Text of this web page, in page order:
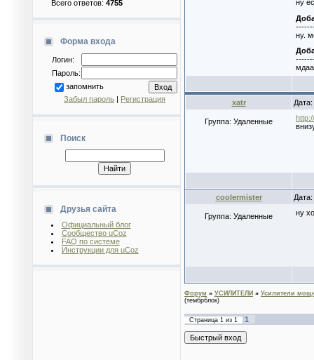
Всего ответов: 4755
Форма входа
Логин:
Пароль:
запомнить
Забыл пароль | Регистрация
Поиск
Друзья сайта
Официальный блог
Сообщество uCoz
FAQ по системе
Инструкции для uCoz
ну
ну.
xatr
Группа: Удаленные
coolermister
Группа: Удаленные ну
Форум » УСИЛИТЕЛИ » Усилители
(тембрблок)
Страница 1 из 1 1